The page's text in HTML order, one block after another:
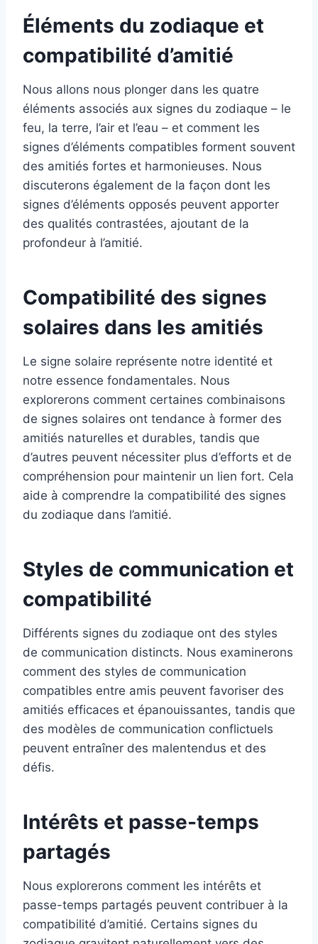
Éléments du zodiaque et
compatibilité d’amitié
Nous allons nous plonger dans les quatre
éléments associés aux signes du zodiaque – le
feu, la terre, l’air et l’eau – et comment les
signes d’éléments compatibles forment souvent
des amitiés fortes et harmonieuses. Nous
discuterons également de la façon dont les
signes d’éléments opposés peuvent apporter
des qualités contrastées, ajoutant de la
profondeur à l’amitié.
Compatibilité des signes
solaires dans les amitiés
Le signe solaire représente notre identité et
notre essence fondamentales. Nous
explorerons comment certaines combinaisons
de signes solaires ont tendance à former des
amitiés naturelles et durables, tandis que
d’autres peuvent nécessiter plus d’efforts et de
compréhension pour maintenir un lien fort. Cela
aide à comprendre la compatibilité des signes
du zodiaque dans l’amitié.
Styles de communication et
compatibilité
Différents signes du zodiaque ont des styles
de communication distincts. Nous examinerons
comment des styles de communication
compatibles entre amis peuvent favoriser des
amitiés efficaces et épanouissantes, tandis que
des modèles de communication conflictuels
peuvent entraîner des malentendus et des
défis.
Intérêts et passe-temps
partagés
Nous explorerons comment les intérêts et
passe-temps partagés peuvent contribuer à la
compatibilité d’amitié. Certains signes du